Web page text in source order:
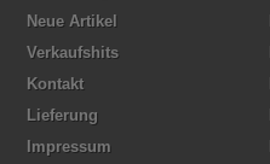
Neue Artikel
Verkaufshits
Kontakt
Lieferung
Impressum